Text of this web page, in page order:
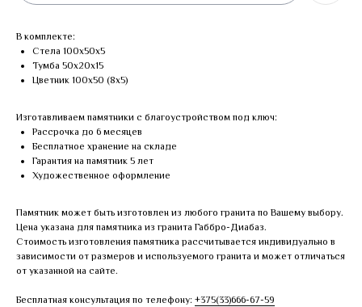
В комплекте:
Стела 100х50х5
Тумба 50х20х15
Цветник 100х50 (8х5)
Изготавливаем памятники с благоустройством под ключ:
Рассрочка до 6 месяцев
Бесплатное хранение на складе
Гарантия на памятник 5 лет
Художественное оформление
Памятник может быть изготовлен из любого гранита по Вашему выбору.
Цена указана для памятника из гранита Габбро-Диабаз.
Стоимость изготовления памятника рассчитывается индивидуально в
зависимости от размеров и используемого гранита и может отличаться
от указанной на сайте.
Бесплатная консультация по телефону: +375(33)666-67-59